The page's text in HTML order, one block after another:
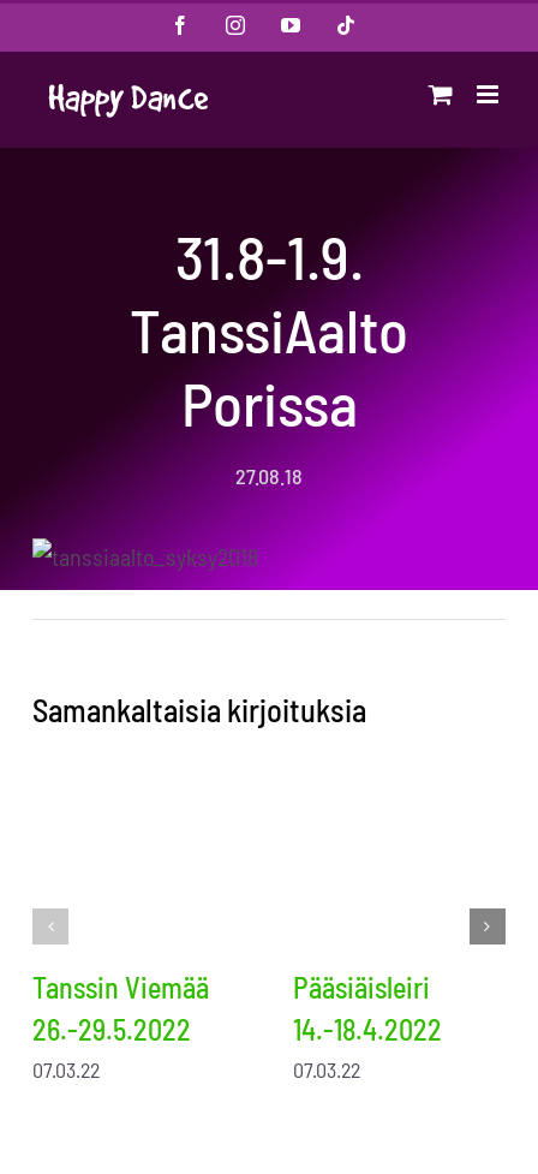
to
content
FacebookInstagramYouTube
31.8-1.9.
TanssiAalto
Porissa
27.08.18
Samankaltaisia kirjoituksia
Tanssin Viemää
26.-29.5.2022
07.03.22
Pääsiäisleiri
14.-18.4.2022
07.03.22